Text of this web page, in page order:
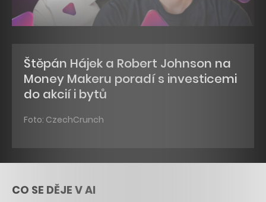
Štěpán Hájek a Robert Johnson na
Money Makeru poradí s investicemi
do akcií i bytů
Foto: CzechCrunch
CO SE DĚJE V AI